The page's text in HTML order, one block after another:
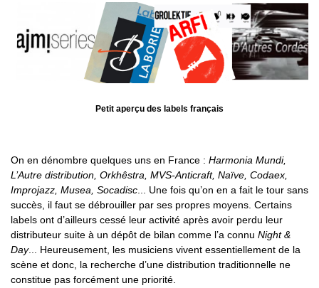
Petit aperçu des labels français
On en dénombre quelques uns en France : Harmonia Mundi,
L’Autre distribution, Orkhêstra, MVS-Anticraft, Naïve, Codaex,
Improjazz, Musea, Socadisc ... Une fois qu’on en a fait le tour sans
succès, il faut se débrouiller par ses propres moyens. Certains
labels ont d’ailleurs cessé leur activité après avoir perdu leur
distributeur suite à un dépôt de bilan comme l’a connu Night &
Day... Heureusement, les musiciens vivent essentiellement de la
scène et donc, la recherche d’une distribution traditionnelle ne
constitue pas forcément une priorité.